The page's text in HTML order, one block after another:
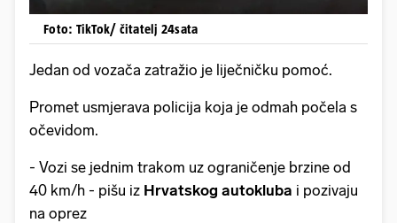
Foto: TikTok/ čitatelj 24sata
Jedan od vozača zatražio je liječničku pomoć.
Promet usmjerava policija koja je odmah počela s
očevidom.
- Vozi se jednim trakom uz ograničenje brzine od
40 km/h - pišu iz Hrvatskog autokluba i pozivaju
na oprez